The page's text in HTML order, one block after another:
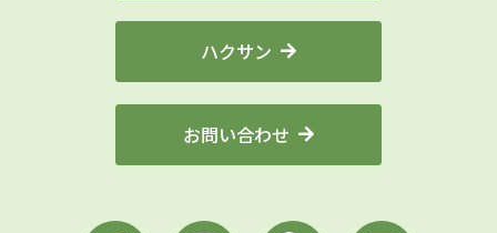
ハクサン
お問い合わせ